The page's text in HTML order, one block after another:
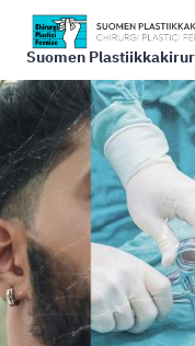
Siirry
sivun
Suomen